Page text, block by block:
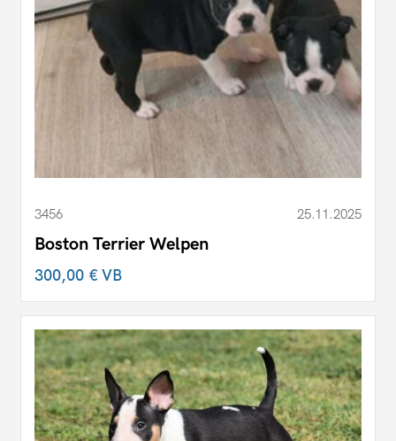
3456 25.11.2025
Boston Terrier Welpen
300,00 €VB